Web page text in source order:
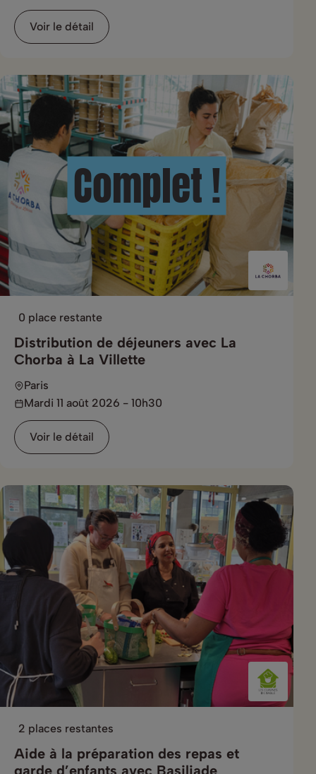
Voir le détail
Complet !
0 place restante
Distribution de déjeuners avec La
Chorba à La Villette
Paris
Mardi 11 août 2026 - 10h30
Voir le détail
2 places restantes
Aide à la préparation des repas et
garde d’enfants avec Basiliade